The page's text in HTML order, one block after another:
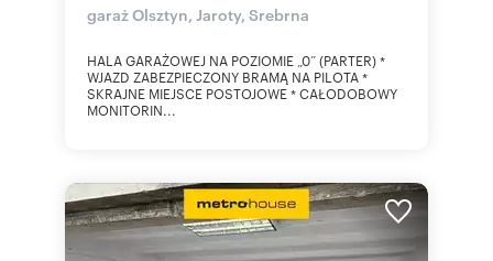
garaż Olsztyn, Jaroty, Srebrna
HALA GARAŻOWEJ NA POZIOMIE „0” (PARTER) *
WJAZD ZABEZPIECZONY BRAMĄ NA PILOTA *
SKRAJNE MIEJSCE POSTOJOWE * CAŁODOBOWY
MONITORIN...